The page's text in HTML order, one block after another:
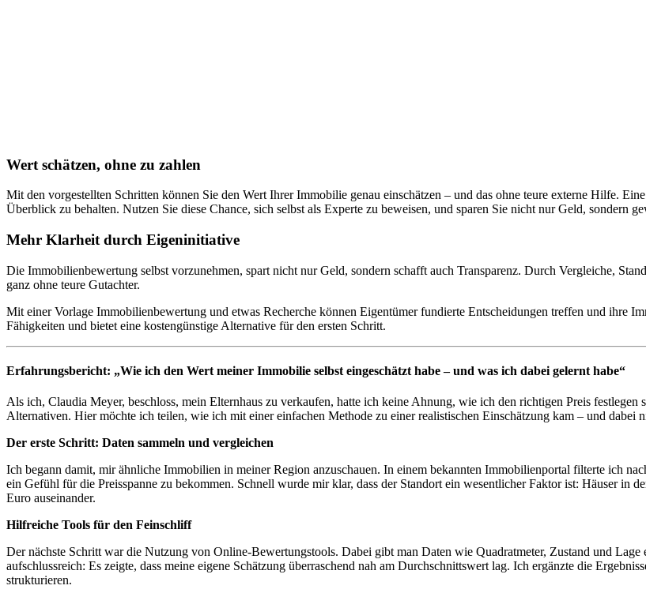
Wert schätzen, ohne zu zahlen
Mit den vorgestellten Schritten können Sie den Wert Ihrer Immobilie genau einschätzen – und das ohne teure externe Hilfe.
Überblick zu behalten. Nutzen Sie diese Chance, sich selbst als Experte zu beweisen, und sparen Sie nicht nur Geld, sondern
Mehr Klarheit durch Eigeninitiative
Die Immobilienbewertung selbst vorzunehmen, spart nicht nur Geld, sondern schafft auch Transparenz. Durch Vergleiche,
ganz ohne teure Gutachter.
Mit einer Vorlage Immobilienbewertung und etwas Recherche können Eigentümer fundierte Entscheidungen treffen und ihre
Fähigkeiten und bietet eine kostengünstige Alternative für den ersten Schritt.
Erfahrungsbericht: „Wie ich den Wert meiner Immobilie selbst eingeschätzt habe – und was ich dabei gelernt habe“
Als ich, Claudia Meyer, beschloss, mein Elternhaus zu verkaufen, hatte ich keine Ahnung, wie ich den richtigen Preis festlegen
Alternativen. Hier möchte ich teilen, wie ich mit einer einfachen Methode zu einer realistischen Einschätzung kam – und dabei
Der erste Schritt: Daten sammeln und vergleichen
Ich begann damit, mir ähnliche Immobilien in meiner Region anzuschauen. In einem bekannten Immobilienportal filterte ich
ein Gefühl für die Preisspanne zu bekommen. Schnell wurde mir klar, dass der Standort ein wesentlicher Faktor ist: Häuser in
Euro auseinander.
Hilfreiche Tools für den Feinschliff
Der nächste Schritt war die Nutzung von Online-Bewertungstools. Dabei gibt man Daten wie Quadratmeter, Zustand und
aufschlussreich: Es zeigte, dass meine eigene Schätzung überraschend nah am Durchschnittswert lag. Ich ergänzte die
strukturieren.